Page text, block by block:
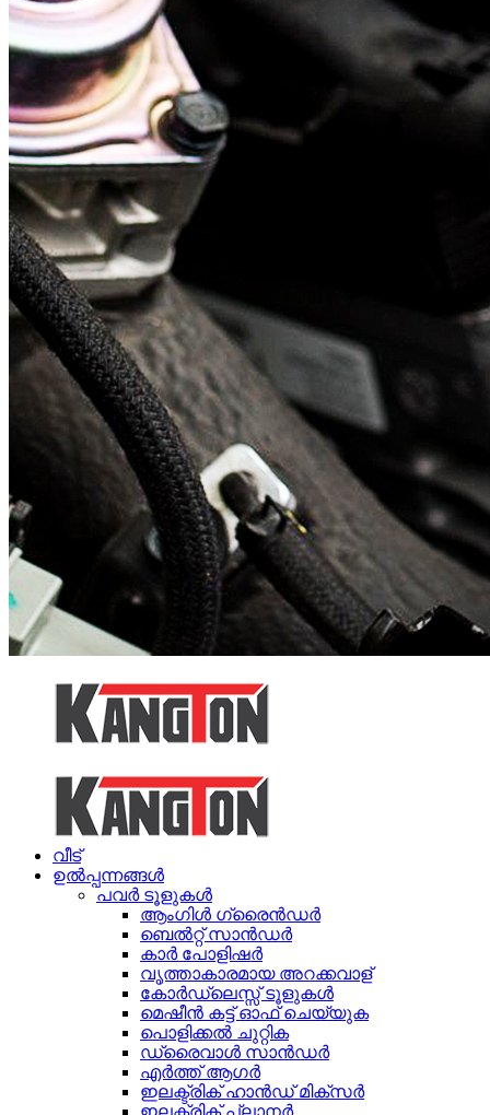
വീട്
ഉൽപ്പന്നങ്ങൾ
പവർ ടൂളുകൾ
ആംഗിൾ ഗ്രൈൻഡർ
ബെൽറ്റ് സാൻഡർ
കാർ പോളിഷർ
വൃത്താകാരമായ അറക്കവാള്
കോർഡ്ലെസ്സ് ടൂളുകൾ
മെഷീൻ കട്ട് ഓഫ് ചെയ്യുക
പൊളിക്കൽ ചുറ്റിക
ഡ്രൈവാൾ സാൻഡർ
എർത്ത് ആഗർ
ഇലക്ട്രിക് ഹാൻഡ് മിക്സർ
ഇലക്ട്രിക് പ്ലാനർ